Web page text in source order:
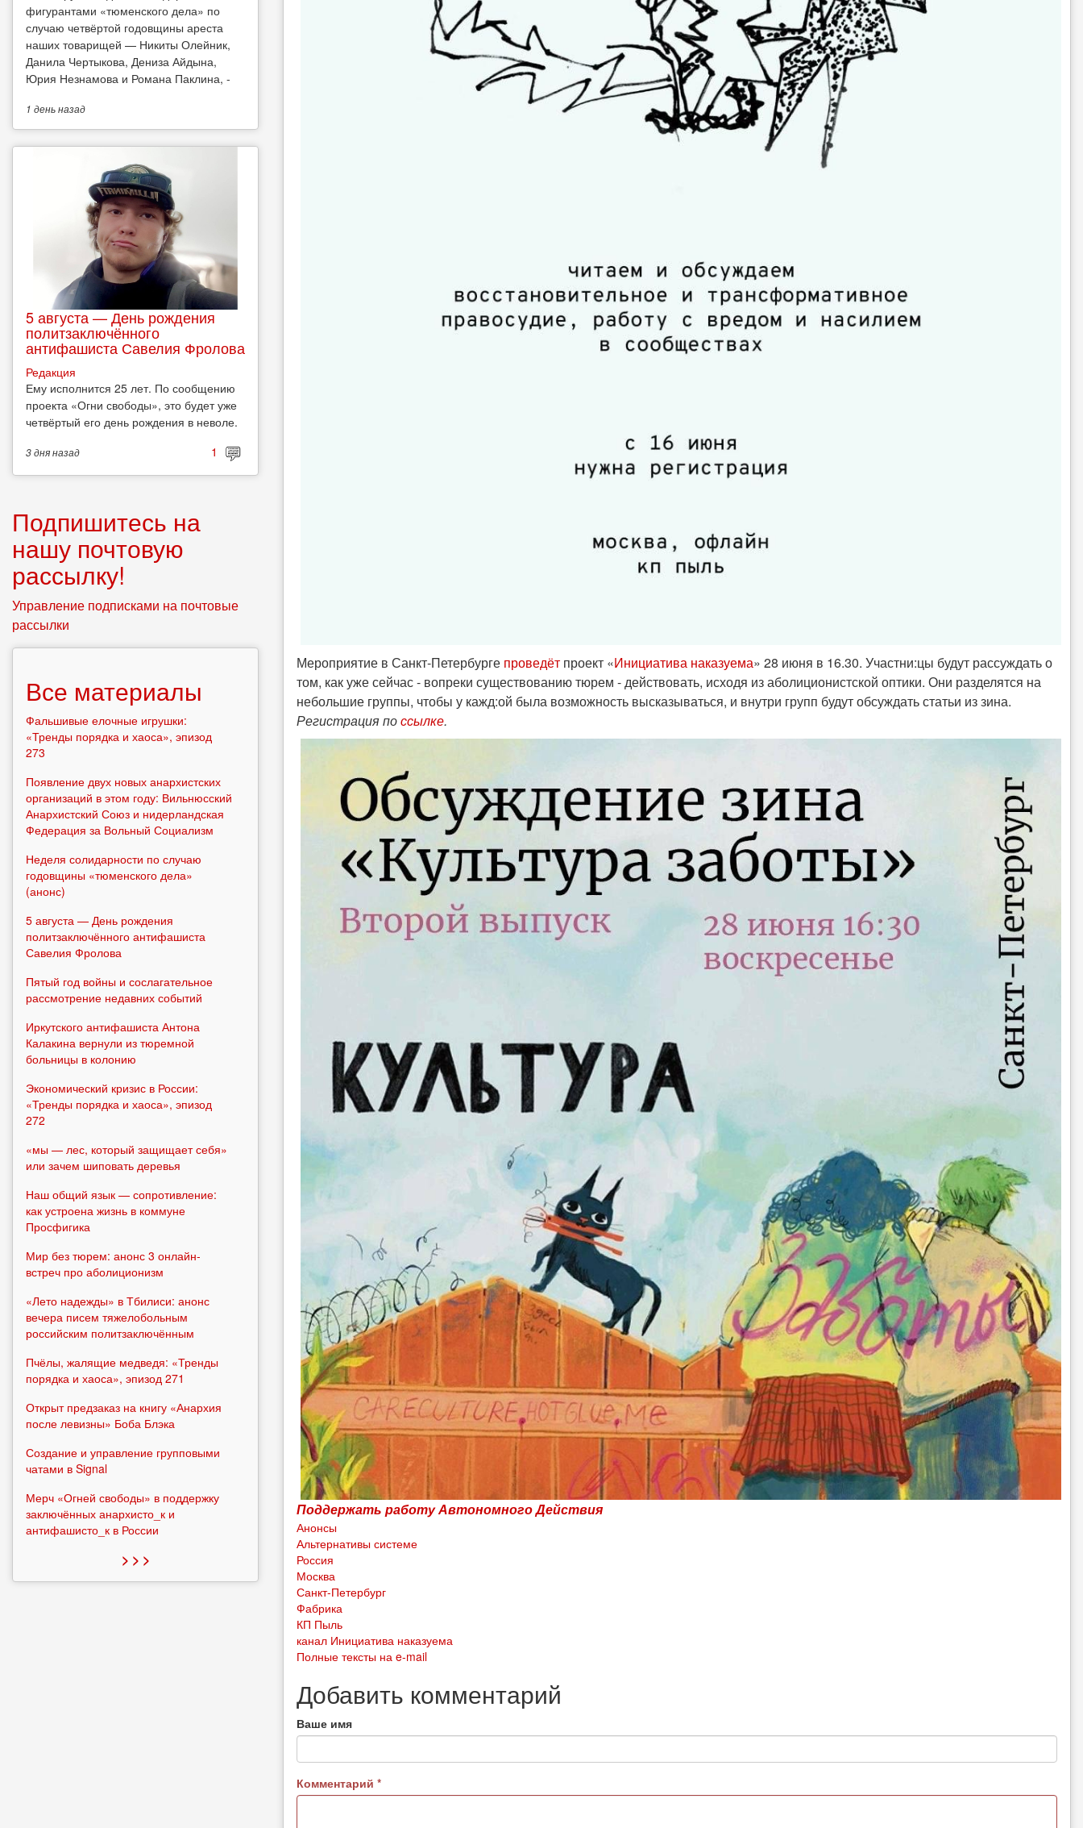
Мероприятие в Санкт-Петербурге проведёт проект «Инициатива наказуема» 28 июня в 16.30. Участни:цы будут рассуждать о
том, как уже сейчас - вопреки существованию тюрем - действовать, исходя из аболиционистской оптики. Они разделятся на
небольшие группы, чтобы у кажд:ой была возможность высказываться, и внутри групп будут обсуждать статьи из зина.
Регистрация поссылке.
Поддержать работу Автономного Действия
Анонсы
Альтернативы системе
Россия
Москва
Санкт-Петербург
Фабрика
КП Пыль
канал Инициатива наказуема
Полные тексты на e-mail
Добавить комментарий
Ваше имя
Комментарий *
фигурантами «тюменского дела» по
случаю четвёртой годовщины ареста
наших товарищей — Никиты Олейник,
Данила Чертыкова, Дениза Айдына,
Юрия Незнамова и Романа Паклина, -
1 деньназад
5 августа — День рождения
политзаключённого
антифашиста Савелия Фролова
Редакция
Ему исполнится 25 лет. По сообщению
проекта «Огни свободы», это будет уже
четвёртый его день рождения в неволе.
3 дняназад 1
Подпишитесь на
нашу почтовую
рассылку!
Управление подписками на почтовые
рассылки
Все материалы
Фальшивые елочные игрушки:
«Тренды порядка и хаоса», эпизод
273
Появление двух новых анархистских
организаций в этом году: Вильнюсский
Анархистский Союз и нидерландская
Федерация за Вольный Социализм
Неделя солидарности по случаю
годовщины «тюменского дела»
(анонс)
5 августа — День рождения
политзаключённого антифашиста
Савелия Фролова
Пятый год войны и сослагательное
рассмотрение недавних событий
Иркутского антифашиста Антона
Калакина вернули из тюремной
больницы в колонию
Экономический кризис в России:
«Тренды порядка и хаоса», эпизод
272
«мы — лес, который защищает себя»
или зачем шиповать деревья
Наш общий язык — сопротивление:
как устроена жизнь в коммуне
Просфигика
Мир без тюрем: анонс 3 онлайн-
встреч про аболиционизм
«Лето надежды» в Тбилиси: анонс
вечера писем тяжелобольным
российским политзаключённым
Пчёлы, жалящие медведя: «Тренды
порядка и хаоса», эпизод 271
Открыт предзаказ на книгу «Анархия
после левизны» Боба Блэка
Создание и управление групповыми
чатами в Signal
Мерч «Огней свободы» в поддержку
заключённых анархисто_к и
антифашисто_к в России
> > >